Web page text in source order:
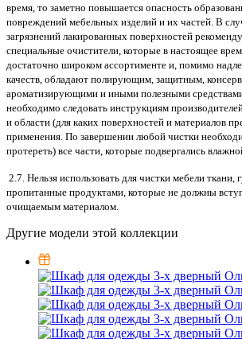
время, то заметно повышается опасность
повреждений мебельных изделий и их частей. В
загрязнений лакированных поверхностей
специальные очистители, которые в настоящее
достаточно широком ассортименте и, помимо
качеств, обладают полирующим, защитным,
ароматизирующими и иными полезными
необходимо следовать инструкциям
и области (для каких поверхностей и материалов
применения. По завершении любой чистки
протереть) все части, которые подвергались
2.7. Нельзя использовать для чистки мебели ткани,
пропитанные продуктами, которые не должны
очищаемым материалом.
Другие модели этой коллекции